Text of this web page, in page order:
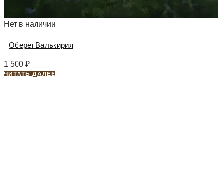
Нет в наличии
Оберег Валькирия
1 500 ₽
ЧИТАТЬ ДАЛЕЕ